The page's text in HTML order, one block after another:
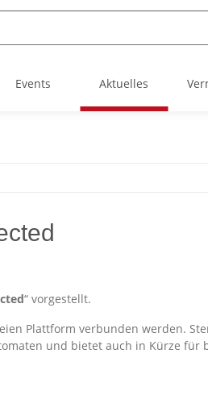
Events Aktuelles
“ vorgestellt.
Plattform verbunden werden.
und bietet auch in Kürze für